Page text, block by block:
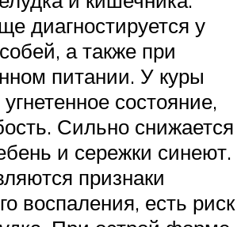
диагностируется у
а также при
питании. У куры
состояние,
Сильно снижается
и сережки синеют.
признаки
воспаления, есть риск